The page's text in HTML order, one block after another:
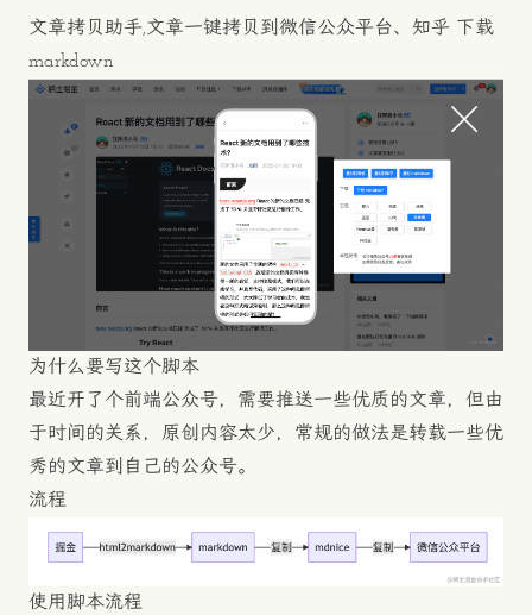
文章拷贝助手,文章一键拷贝到微信公众平台、知乎 下载
markdown
为什么要写这个脚本
最近开了个前端公众号，需要推送一些优质的文章，但由
于时间的关系，原创内容太少，常规的做法是转载一些优
秀的文章到自己的公众号。
流程
使用脚本流程